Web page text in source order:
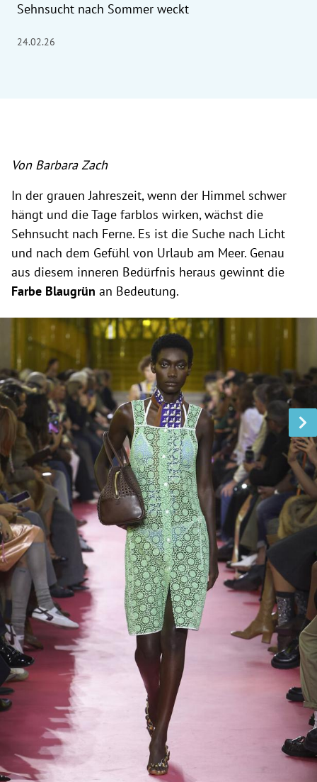
Sehnsucht nach Sommer weckt
24.02.26
Von Barbara Zach
In der grauen Jahreszeit, wenn der Himmel schwer
hängt und die Tage farblos wirken, wächst die
Sehnsucht nach Ferne. Es ist die Suche nach Licht
und nach dem Gefühl von Urlaub am Meer. Genau
aus diesem inneren Bedürfnis heraus gewinnt die
Farbe Blaugrün an Bedeutung.